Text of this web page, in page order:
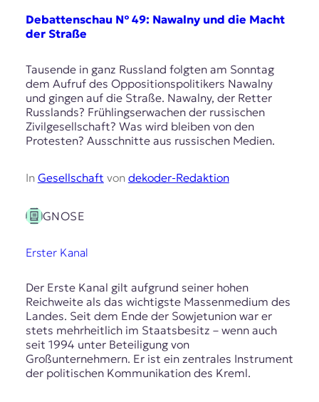
Debattenschau № 49: Nawalny und die Macht
der Straße
Tausende in ganz Russland folgten am Sonntag
dem Aufruf des Oppositionspolitikers Nawalny
und gingen auf die Straße. Nawalny, der Retter
Russlands? Frühlingserwachen der russischen
Zivilgesellschaft? Was wird bleiben von den
Protesten? Ausschnitte aus russischen Medien.
In Gesellschaft von dekoder-Redaktion
GNOSE
Erster Kanal
Der Erste Kanal gilt aufgrund seiner hohen
Reichweite als das wichtigste Massenmedium des
Landes. Seit dem Ende der Sowjetunion war er
stets mehrheitlich im Staatsbesitz – wenn auch
seit 1994 unter Beteiligung von
Großunternehmern. Er ist ein zentrales Instrument
der politischen Kommunikation des Kreml.